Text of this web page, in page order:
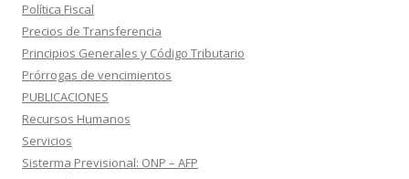
Política Fiscal
Precios de Transferencia
Principios Generales y Código Tributario
Prórrogas de vencimientos
PUBLICACIONES
Recursos Humanos
Servicios
Sisterma Previsional: ONP – AFP